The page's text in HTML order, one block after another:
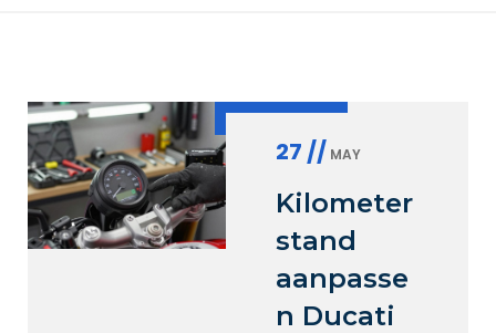
27 // MAY
Kilometer
stand
aanpasse
n Ducati